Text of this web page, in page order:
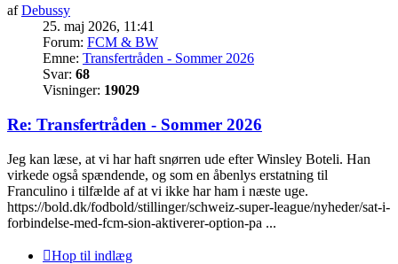
afDebussy
25. maj 2026, 11:41
Forum: FCM & BW
Emne: Transfertråden - Sommer 2026
Svar: 68
Visninger: 19029
Re: Transfertråden - Sommer 2026
Jeg kan læse, at vi har haft snørren ude efter Winsley Boteli. Han
virkede også spændende, og som en åbenlys erstatning til
Franculino i tilfælde af at vi ikke har ham i næste uge.
https://bold.dk/fodbold/stillinger/schweiz-super-league/nyheder/sat-i-
forbindelse-med-fcm-sion-aktiverer-option-pa ...
Hop til indlæg